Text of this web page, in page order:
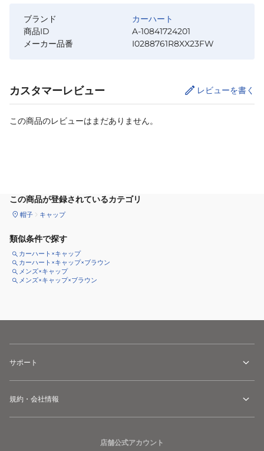
ブランド
カーハート
商品ID
A-10841724201
メーカー品番
I0288761R8XX23FW
カスタマーレビュー レビューを書く
この商品のレビューはまだありません。
この商品が登録されているカテゴリ
帽子 キャップ
類似条件で探す
カーハート×キャップ
カーハート×キャップ×ブラウン
メンズ×キャップ
メンズ×キャップ×ブラウン
サポート
規約・会社情報
店舗公式アカウント